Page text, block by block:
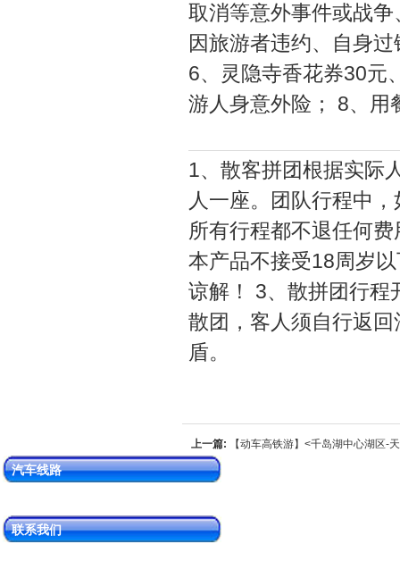
取消等意外事件或战
因旅游者违约、自身
6、灵隐寺香花券30元
游人身意外险； 8、用
1、散客拼团根据实际
人一座。团队行程中
所有行程都不退任何
本产品不接受18周岁
谅解！ 3、散拼团行程
散团，客人须自行返
盾。
上一篇:
【动车高铁游】<千岛湖中心湖区-
国最美公路环湖骑行双高3日游>
汽车线路
联系我们